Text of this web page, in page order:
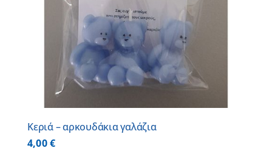
Κεριά – αρκουδάκια γαλάζια
4,00€